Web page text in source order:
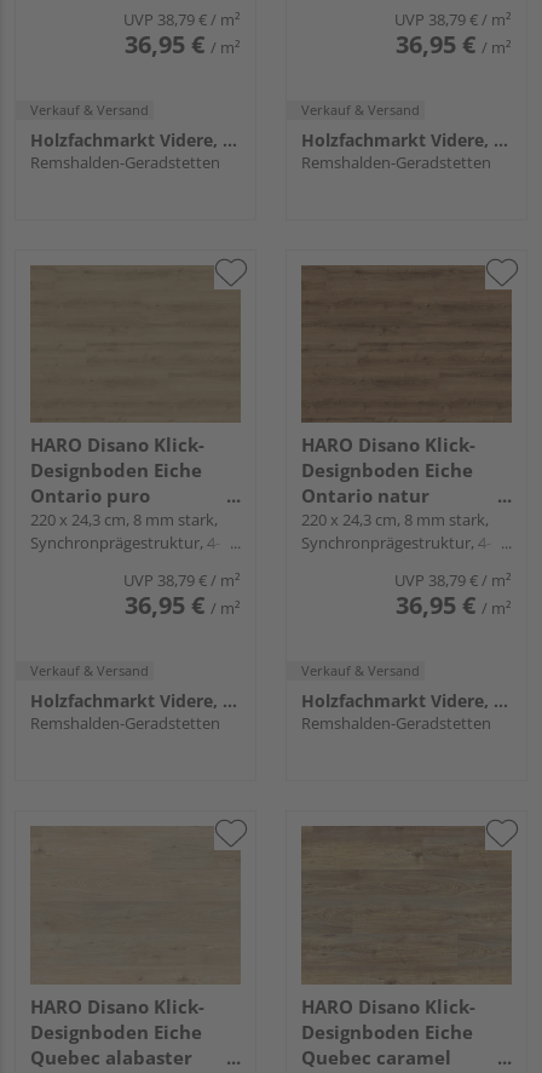
UVP 38,79 €/ m²
36,95 € / m²
Verkauf & Versand
Holzfachmarkt Videre, Remshalden
Remshalden-Geradstetten
UVP 38,79 €/ m²
36,95 € / m²
Verkauf & Versand
Holzfachmarkt Videre, Remshalden
Remshalden-Geradstetten
HARO Disano Klick-
Designboden Eiche
Ontario puro
Landhausdiele -
WaveAqua
220 x 24,3 cm, 8 mm stark,
Synchronprägestruktur, 4-
UVP 38,79 €/ m²
36,95 € / m²
Verkauf & Versand
Holzfachmarkt Videre, Remshalden
Remshalden-Geradstetten
HARO Disano Klick-
Designboden Eiche
Ontario natur
Landhausdiele -
WaveAqua
220 x 24,3 cm, 8 mm stark,
Synchronprägestruktur, 4-
UVP 38,79 €/ m²
36,95 € / m²
Verkauf & Versand
Holzfachmarkt Videre, Remshalden
Remshalden-Geradstetten
HARO Disano Klick-
Designboden Eiche
Quebec alabaster
HARO Disano Klick-
Designboden Eiche
Quebec caramel